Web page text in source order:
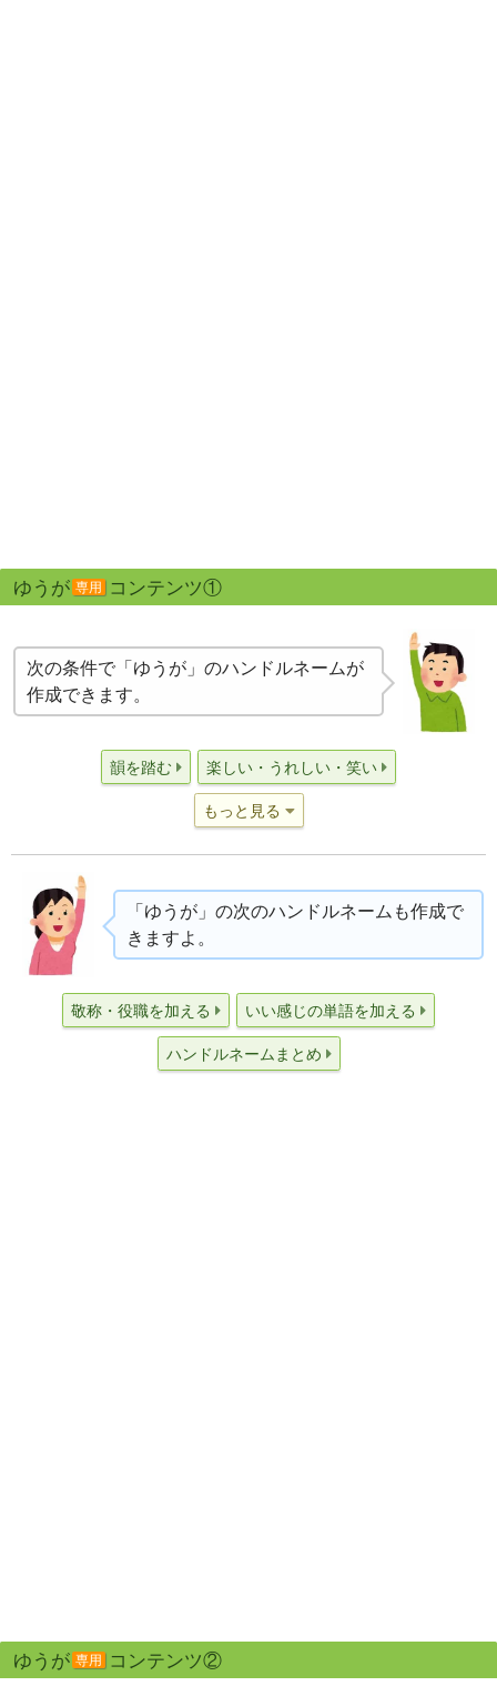
ゆうが 専用 コンテンツ①
次の条件で「ゆうが」のハンドルネームが
作成できます。
韻を踏む 楽しい・うれしい・笑い
もっと見る
「ゆうが」の次のハンドルネームも作成で
きますよ。
敬称・役職を加える いい感じの単語を加える
ハンドルネームまとめ
ゆうが 専用 コンテンツ②